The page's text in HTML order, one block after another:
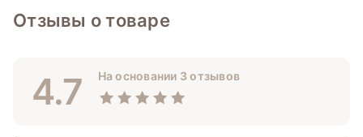
Отзывы о товаре
4.7 На основании 3 отзывов